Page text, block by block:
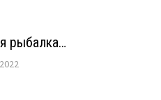
рыбалка…